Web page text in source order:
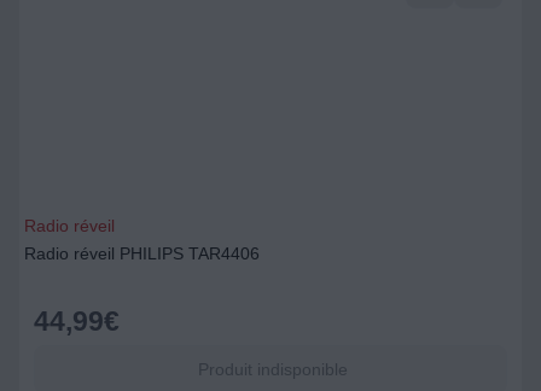
Radio réveil
Radio réveil PHILIPS TAR4406
44,99€
Produit indisponible